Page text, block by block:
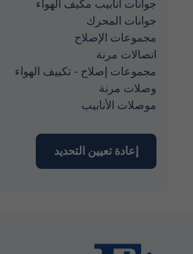
جوانات أنابيب مكيف الهواء
جوانات المحرك
مجموعات الإصلاح
اتصالات مرنة
مجموعات إصلاح - تكييف الهواء
وصلات مرنة
موصلات الأنابيب
إعادة تعيين التحديد